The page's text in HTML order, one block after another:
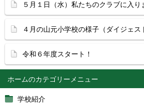
ホーム
学校紹介
５月１日（水）私たちのクラブに入り
４月の山元小学校の様子（ダイジェス
令和６年度スタート！